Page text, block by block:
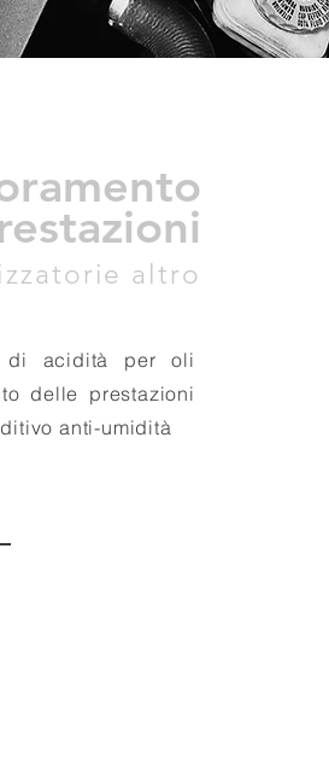
altro
di acidità per oli
delle prestazioni
anti-umidità